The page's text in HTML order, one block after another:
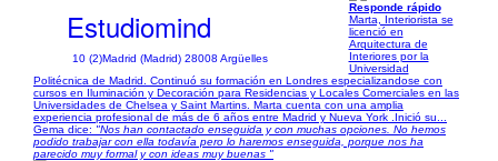
Estudiomind
10 (2)Madrid (Madrid) 28008 Argüelles
Responde rápido
Marta, Interiorista se
licenció en
Arquitectura de
Interiores por la
Universidad
Politécnica de Madrid. Continuó su formación en Londres especializandose con
cursos en Iluminación y Decoración para Residencias y Locales Comerciales en las
Universidades de Chelsea y Saint Martins. Marta cuenta con una amplia
experiencia profesional de más de 6 años entre Madrid y Nueva York .Inició su...
Gema dice: "Nos han contactado enseguida y con muchas opciones. No hemos
podido trabajar con ella todavía pero lo haremos enseguida, porque nos ha
parecido muy formal y con ideas muy buenas "